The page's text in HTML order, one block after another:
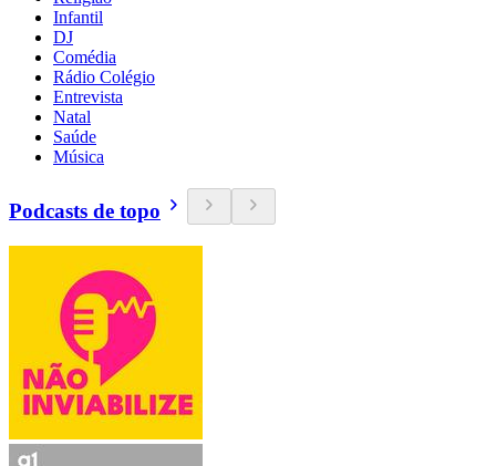
Infantil
DJ
Comédia
Rádio Colégio
Entrevista
Natal
Saúde
Música
Podcasts de topo